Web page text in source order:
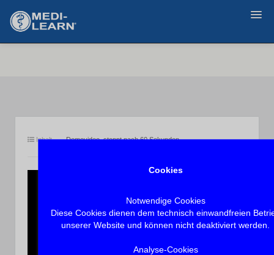
Cookies
Notwendige Cookies
Diese Cookies dienen dem technisch einwandfreien
unserer Website und können nicht deaktiviert werden.
Analyse-Cookies
Inhalt Demovideo, stoppt nach 60 Sekunden.